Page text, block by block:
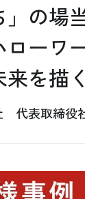
」の
ーワ
を描
代表取締